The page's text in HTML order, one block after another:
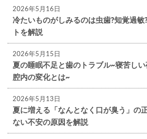
2026年5月16日
冷たいものがしみるのは虫歯?知覚過
トを解説
2026年5月15日
夏の睡眠不足と歯のトラブル~寝苦し
腔内の変化とは~
2026年5月13日
夏に増える「なんとなく口が臭う」の
ない不安の原因を解説